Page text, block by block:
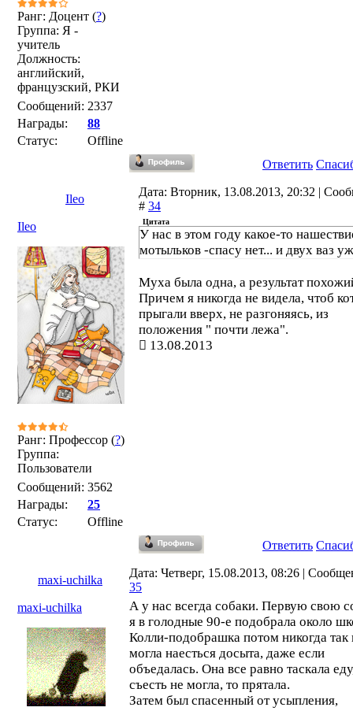
Ранг: Доцент (?)
Группа: Я -
учитель
Должность:
английский,
французский, РКИ
Сообщений: 2337
Награды:
88
Статус:
Offline
Ответить
Ileo
Дата: Вторник, 13.08.2013, 20:32 |
# 34
Ileo
Ранг: Профессор (?)
Группа:
Пользователи
Сообщений: 3562
Награды:
25
Статус:
Offline
Цитата
У нас в этом году какое-то
мотыльков -спасу нет... и двух ваз
Муха была одна, а результат
Причем я никогда не видела, чтоб
прыгали вверх, не разгоняясь, из
положения " почти лежа".
13.08.2013
Ответить
maxi-uchilka
Дата: Четверг, 15.08.2013, 08:26 |
35
maxi-uchilka
А у нас всегда собаки. Первую свою
я в голодные 90-е подобрала около
Колли-подобрашка потом никогда так
могла наесться досыта, даже если
объедалась. Она все равно таскала
съесть не могла, то прятала.
Затем был спасенный от усыпления,